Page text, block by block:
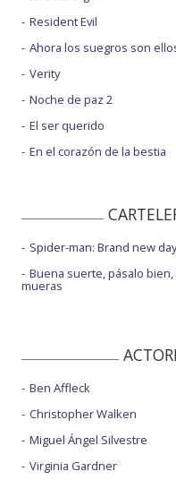
Resident Evil
Ahora los suegros son
Verity
Noche de paz 2
El ser querido
En el corazón de la bestia
Spider-man: Brand new day
Buena suerte, pásalo bien,
mueras
Ben Affleck
Christopher Walken
Miguel Ángel Silvestre
Virginia Gardner